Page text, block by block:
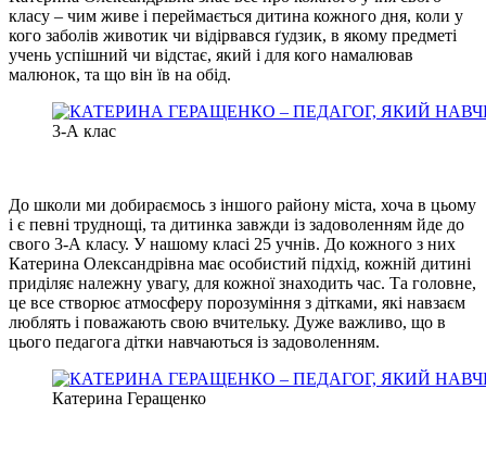
класу – чим живе і переймається дитина кожного дня, коли у
кого заболів животик чи відірвався ґудзик, в якому предметі
учень успішний чи відстає, який і для кого намалював
малюнок, та що він їв на обід.
3-А клас
До школи ми добираємось з іншого району міста, хоча в цьому
і є певні труднощі, та дитинка завжди із задоволенням йде до
свого 3-А класу. У нашому класі 25 учнів. До кожного з них
Катерина Олександрівна має особистий підхід, кожній дитині
приділяє належну увагу, для кожної знаходить час. Та головне,
це все створює атмосферу порозуміння з дітками, які навзаєм
люблять і поважають свою вчительку. Дуже важливо, що в
цього педагога дітки навчаються із задоволенням.
Катерина Геращенко